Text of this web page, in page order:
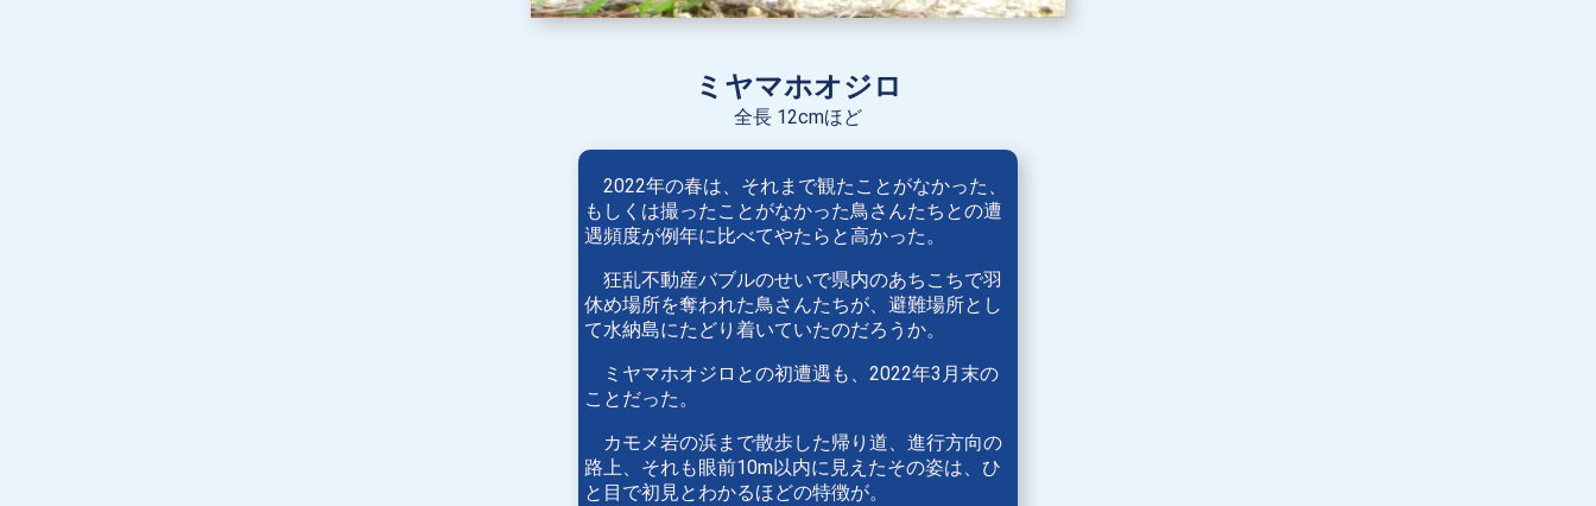
ミヤマホオジロ
全長 12cmほど
2022年の春は、それまで観たことがなかった、
もしくは撮ったことがなかった鳥さんたちとの遭
遇頻度が例年に比べてやたらと高かった。
狂乱不動産バブルのせいで県内のあちこちで羽
休め場所を奪われた鳥さんたちが、避難場所とし
て水納島にたどり着いていたのだろうか。
ミヤマホオジロとの初遭遇も、2022年3月末の
ことだった。
カモメ岩の浜まで散歩した帰り道、進行方向の
路上、それも眼前10m以内に見えたその姿は、ひ
と目で初見とわかるほどの特徴が。